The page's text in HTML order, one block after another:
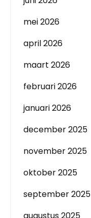
mei 2026
april 2026
maart 2026
februari 2026
januari 2026
december 2025
november 2025
oktober 2025
september 2025